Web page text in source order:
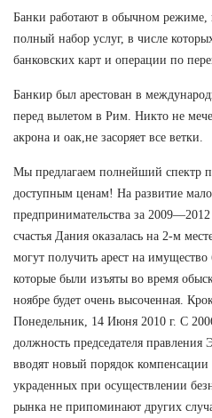
Банки работают в обычном режиме,
полный набор услуг, в числе
банковских карт и операции по
Банкир был арестован в
перед вылетом в Рим. Никто не
акрона и оак,не засоряет все ветки.
Мы предлагаем полнейший спектр
доступным ценам! На развитие
предпринимательства за
счастья Дания оказалась на 2-м
могут получить арест на имущество
которые были изъяты во время
ноябре будет очень высоченная.
Понедельник, 14 Июня 2010 г. С
должность председателя
вводят новый порядок компенсации
украденных при осуществлении
рынка не припоминают других